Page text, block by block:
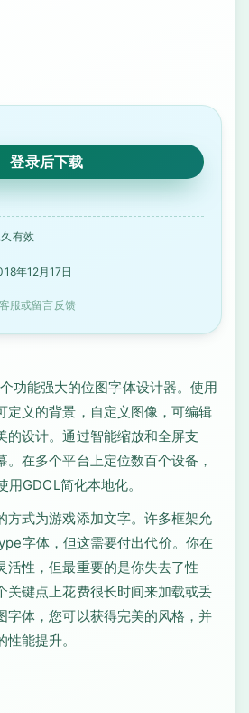
登录后下载
有效
年12月17日
服或留言反馈
功能强大的位图字体设计器。使用
定义的背景，自定义图像，可编辑
的设计。通过智能缩放和全屏支
在多个平台上定位数百个设备，
GDCL简化本地化。
方式为游戏添加文字。许多框架允
字体，但这需要付出代价。你在
活性，但最重要的是你失去了性
关键点上花费很长时间来加载或丢
字体，您可以获得完美的风格，并
能提升。